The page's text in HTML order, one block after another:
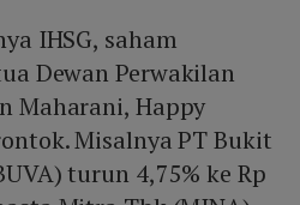
IHSG, saham
Dewan Perwakilan
Maharani, Happy
Misalnya PT Bukit
turun 4,75% ke Rp